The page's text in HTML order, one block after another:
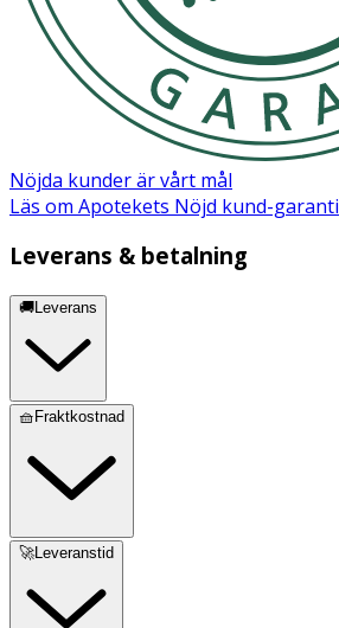
Nöjda kunder är vårt mål
Läs om Apotekets Nöjd kund-garanti
Leverans & betalning
🚚Leverans
🧺Fraktkostnad
🚀Leveranstid